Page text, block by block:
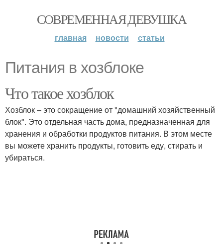
СОВРЕМЕННАЯ ДЕВУШКА
главная новости статьи
Питания в хозблоке
Что такое хозблок
Хозблок – это сокращение от "домашний хозяйственный
блок". Это отдельная часть дома, предназначенная для
хранения и обработки продуктов питания. В этом месте
вы можете хранить продукты, готовить еду, стирать и
убираться.